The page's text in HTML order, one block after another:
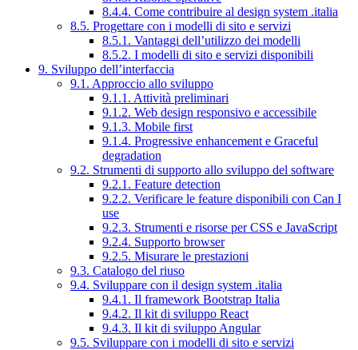
8.4.4. Come contribuire al design system .italia
8.5. Progettare con i modelli di sito e servizi
8.5.1. Vantaggi dell’utilizzo dei modelli
8.5.2. I modelli di sito e servizi disponibili
9. Sviluppo dell’interfaccia
9.1. Approccio allo sviluppo
9.1.1. Attività preliminari
9.1.2. Web design responsivo e accessibile
9.1.3. Mobile first
9.1.4. Progressive enhancement e Graceful
degradation
9.2. Strumenti di supporto allo sviluppo del software
9.2.1. Feature detection
9.2.2. Verificare le feature disponibili con Can I
use
9.2.3. Strumenti e risorse per CSS e JavaScript
9.2.4. Supporto browser
9.2.5. Misurare le prestazioni
9.3. Catalogo del riuso
9.4. Sviluppare con il design system .italia
9.4.1. Il framework Bootstrap Italia
9.4.2. Il kit di sviluppo React
9.4.3. Il kit di sviluppo Angular
9.5. Sviluppare con i modelli di sito e servizi